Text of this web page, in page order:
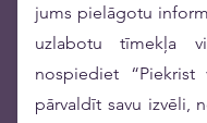
savu investīciju
16.07.2026
jums pielāgotu
uzlabotu tīmekļa
nospiediet “Piekrist
pārvaldīt savu izvēli,